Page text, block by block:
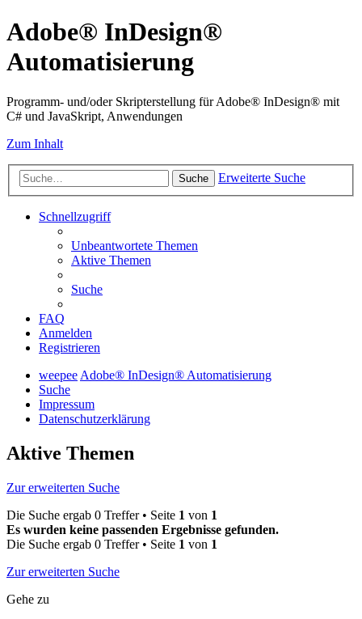
Adobe® InDesign®
Automatisierung
Programm- und/oder Skripterstellung für Adobe® InDesign® mit
C# und JavaSkript, Anwendungen
Zum Inhalt
Suche Erweiterte Suche
Schnellzugriff
Unbeantwortete Themen
Aktive Themen
Suche
FAQ
Anmelden
Registrieren
weepeeAdobe® InDesign® Automatisierung
Suche
Impressum
Datenschutzerklärung
Aktive Themen
Zur erweiterten Suche
Die Suche ergab 0 Treffer • Seite 1 von 1
Es wurden keine passenden Ergebnisse gefunden.
Die Suche ergab 0 Treffer • Seite 1 von 1
Zur erweiterten Suche
Gehe zu